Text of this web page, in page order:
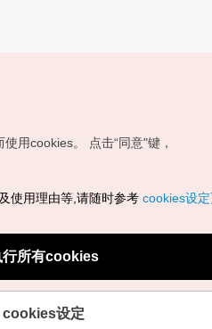
局版权所有
用cookies。
点击“同意"键，
使用理由等,请随时参考 cookies设
行所有cookies
cookies设定